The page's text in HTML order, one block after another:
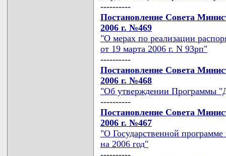
----------
Постановление Совета
2006 г. №469
"О мерах по реализации
от 19 марта 2006 г. N 93рп"
----------
Постановление Совета
2006 г. №468
"Об утверждении Программы
----------
Постановление Совета
2006 г. №467
"О Государственной программе
на 2006 год"